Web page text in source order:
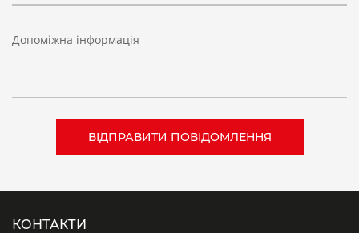
Допоміжна інформація
КОНТАКТИ